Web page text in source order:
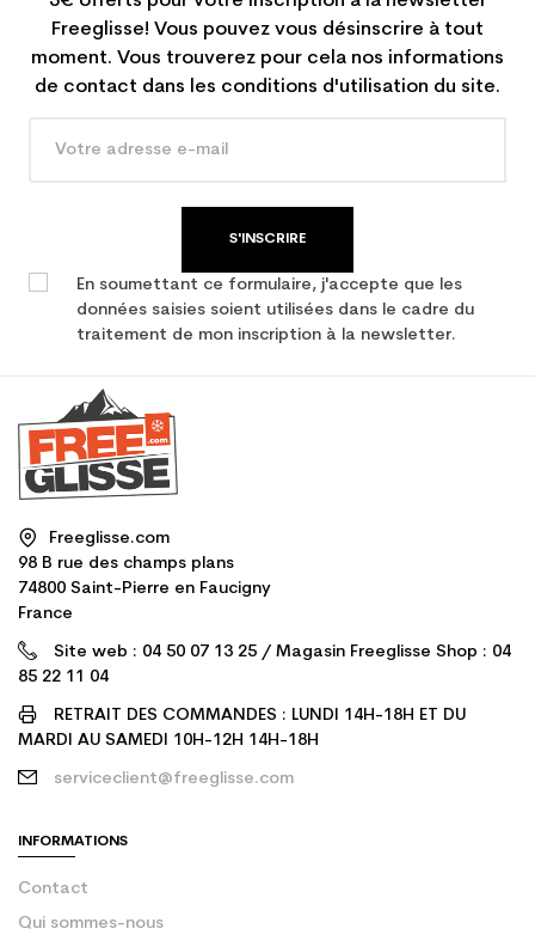
Freeglisse! Vous pouvez vous désinscrire à tout
moment. Vous trouverez pour cela nos informations
de contact dans les conditions d'utilisation du site.
S'INSCRIRE
En soumettant ce formulaire, j'accepte que les
données saisies soient utilisées dans le cadre du
traitement de mon inscription à la newsletter.
Freeglisse.com
98 B rue des champs plans
74800 Saint-Pierre en Faucigny
France
Site web : 04 50 07 13 25 / Magasin Freeglisse Shop : 04
85 22 11 04
RETRAIT DES COMMANDES : LUNDI 14H-18H ET DU
MARDI AU SAMEDI 10H-12H 14H-18H
serviceclient@freeglisse.com
INFORMATIONS
Contact
Qui sommes-nous